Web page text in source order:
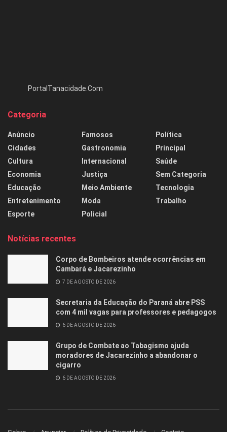
PortalTanacidade.Com
Categoria
Anúncio
Cidades
Cultura
Economia
Educação
Entretenimento
Esporte
Famosos
Gastronomia
Internacional
Justiça
Meio Ambiente
Moda
Policial
Política
Principal
Saúde
Sem Categoria
Tecnologia
Trabalho
Notícias recentes
Corpo de Bombeiros atende ocorrências em
Cambará e Jacarezinho
7 DE AGOSTO DE 2026
Secretaria da Educação do Paraná abre PSS
com 4 mil vagas para professores e pedagogos
6 DE AGOSTO DE 2026
Grupo de Combate ao Tabagismo ajuda
moradores de Jacarezinho a abandonar o
cigarro
6 DE AGOSTO DE 2026